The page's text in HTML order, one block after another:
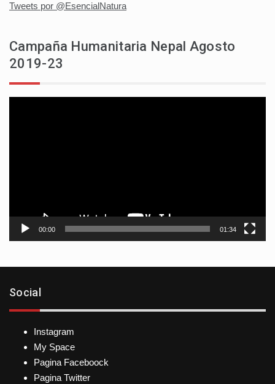
Tweets por @EsencialNatura
Campaña Humanitaria Nepal Agosto
2019-23
00:00 01:34
Social
Instagram
My Space
Pagina Faceboock
Pagina Twitter